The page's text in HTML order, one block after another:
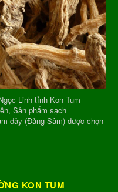
Linh tỉnh Kon Tum
Sản phẩm sạch
dây (Đảng Sâm) được chọn
KON TUM